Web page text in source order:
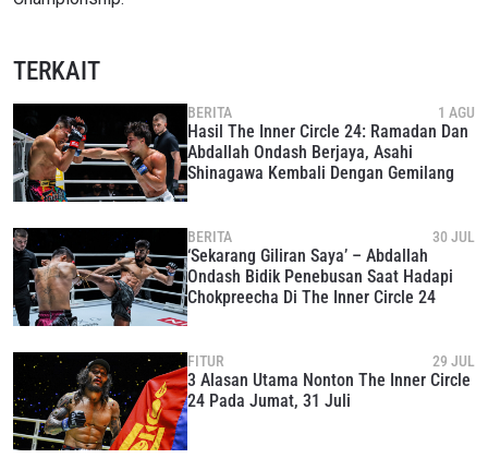
TERKAIT
BERITA 1 AGU
Hasil The Inner Circle 24: Ramadan Dan
Abdallah Ondash Berjaya, Asahi
Shinagawa Kembali Dengan Gemilang
BERITA 30 JUL
‘Sekarang Giliran Saya’ – Abdallah
Ondash Bidik Penebusan Saat Hadapi
Chokpreecha Di The Inner Circle 24
FITUR 29 JUL
3 Alasan Utama Nonton The Inner Circle
24 Pada Jumat, 31 Juli
LAWAN
GELARAN
LIHAT SOROTAN TERBAIK
Daftar sekarang untuk mendapat akses ke berita
EMAIL
NAMA
BERLANGGANAN
Dengan mengirimkan formulir ini, anda menyetujui
pengumpulan, penggunaan dan pembukaan informasi
membatalkan (unsubscribe) dari jenis komunikasi ini
kapan saja.